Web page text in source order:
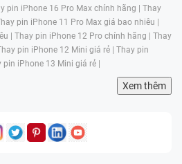
pin iPhone 16 Pro Max chính hãng | Thay
pin iPhone 11 Pro Max giá bao nhiêu |
| Thay pin iPhone 12 Pro chính hãng | Thay
pin iPhone 12 Mini giá rẻ | Thay pin
pin iPhone 13 Mini giá rẻ |
Xem thêm